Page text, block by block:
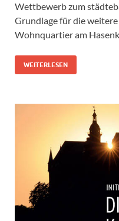
Wettbewerb zum
Grundlage für die
Wohnquartier am
WEITERLESEN